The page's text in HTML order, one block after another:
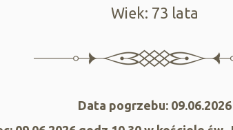
Wiek: 73 lata
Data pogrzebu: 09.06.2026